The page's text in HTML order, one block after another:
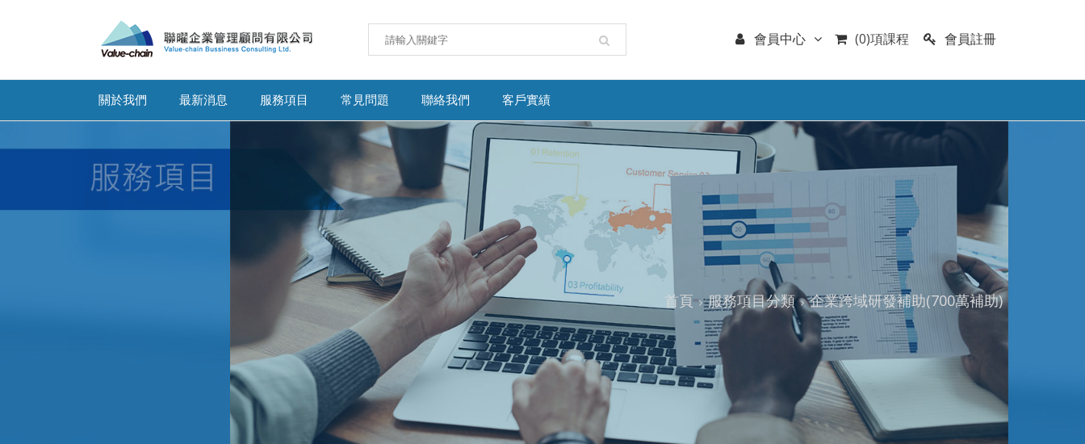
會員註冊
(0)項課程
會員中心
關於我們 最新消息 服務項目 常見問題 聯絡我們 客戶實績
首頁 服務項目分類 企業跨域研發補助(700萬補助)